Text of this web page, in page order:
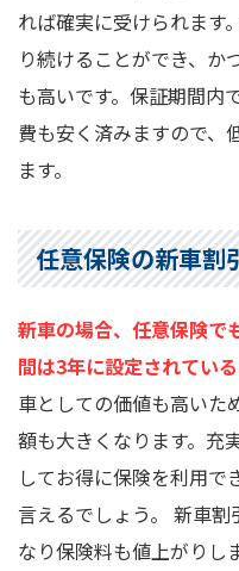
れば確実に受けられます
り続けることができ、か
も高いです。保証期間内
費も安く済みますので、
ます。
任意保険の新車割
新車の場合、任意保険で
間は3年に設定されてい
車としての価値も高いた
額も大きくなります。充
してお得に保険を利用で
言えるでしょう。 新車割
なり保険料も値上がりし